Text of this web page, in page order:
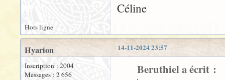
Céline
Hors ligne
14-11-2024 23:57
Hyarion
Inscription : 2004
Messages : 2 656
Beruthiel a écrit :